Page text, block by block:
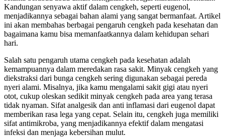
Kandungan senyawa aktif dalam cengkeh, seperti eugenol,
menjadikannya sebagai bahan alami yang sangat bermanfaat. Artikel
ini akan membahas berbagai pengaruh cengkeh pada kesehatan dan
bagaimana kamu bisa memanfaatkannya dalam kehidupan sehari
hari.
Salah satu pengaruh utama cengkeh pada kesehatan adalah
kemampuannya dalam meredakan rasa sakit. Minyak cengkeh yang
diekstraksi dari bunga cengkeh sering digunakan sebagai pereda
nyeri alami. Misalnya, jika kamu mengalami sakit gigi atau nyeri
otot, cukup oleskan sedikit minyak cengkeh pada area yang terasa
tidak nyaman. Sifat analgesik dan anti inflamasi dari eugenol dapat
memberikan rasa lega yang cepat. Selain itu, cengkeh juga memiliki
sifat antimikroba, yang menjadikannya efektif dalam mengatasi
infeksi dan menjaga kebersihan mulut.